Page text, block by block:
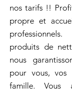
nos tarifs !!
propre et
produits de
nous
pour vous, vos
famille. Vous